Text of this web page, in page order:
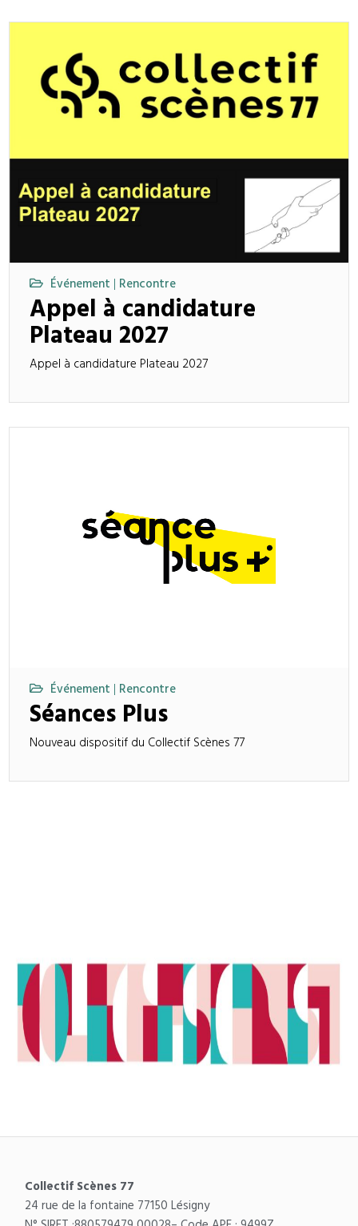
Événement | Rencontre
Appel à candidature
Plateau 2027
Appel à candidature Plateau 2027
Événement | Rencontre
Séances Plus
Nouveau dispositif du Collectif Scènes 77
Collectif Scènes 77
24 rue de la fontaine 77150 Lésigny